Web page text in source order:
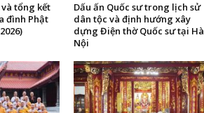
và tổng kết
đình Phật
Dấu ấn Quốc sư trong lịch sử
dân tộc và định hướng xây
dựng Điện thờ Quốc sư tại Hà
Nội